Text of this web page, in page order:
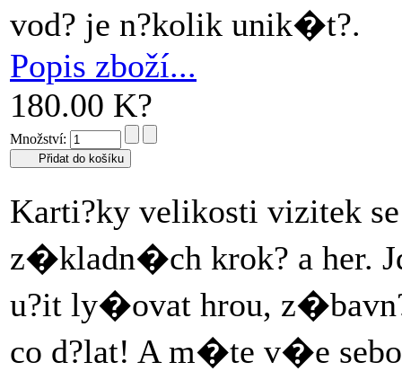
vod? je n?kolik unik�t?.
Popis zboží...
180.00 K?
Množství:
Karti?ky velikosti vizitek
z�kladn�ch krok? a her.
u?it ly�ovat hrou,
co d?lat! A m�te v�e